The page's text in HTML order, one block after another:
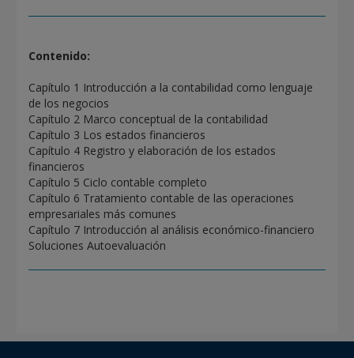
Contenido:
Capítulo 1 Introducción a la contabilidad como lenguaje
de los negocios
Capítulo 2 Marco conceptual de la contabilidad
Capítulo 3 Los estados financieros
Capítulo 4 Registro y elaboración de los estados
financieros
Capítulo 5 Ciclo contable completo
Capítulo 6 Tratamiento contable de las operaciones
empresariales más comunes
Capítulo 7 Introducción al análisis económico-financiero
Soluciones Autoevaluación